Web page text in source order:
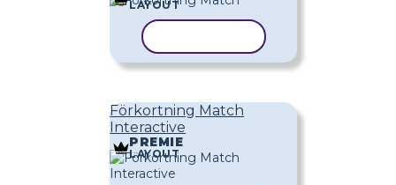
LAYOUT
Förkortning Match
Interactive
PREMIE
LAYOUT